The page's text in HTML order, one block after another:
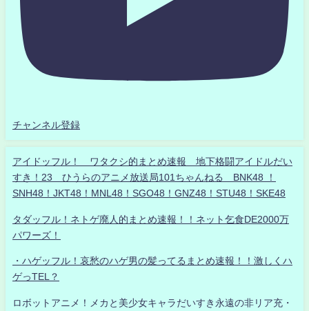
チャンネル登録
アイドッフル！ ワタクシ的まとめ速報 地下格闘アイドルだい
すき！23 ひうらのアニメ放送局101ちゃんねる BNK48 ！
SNH48！JKT48！MNL48！SGO48！GNZ48！STU48！SKE48
タダッフル！ネトゲ廃人的まとめ速報！！ネット乞食DE2000万
パワーズ！
・ハゲッフル！哀愁のハゲ男の髪ってるまとめ速報！！激しくハ
ゲっTEL？
ロボットアニメ！メカと美少女キャラだいすき永遠の非リア充・